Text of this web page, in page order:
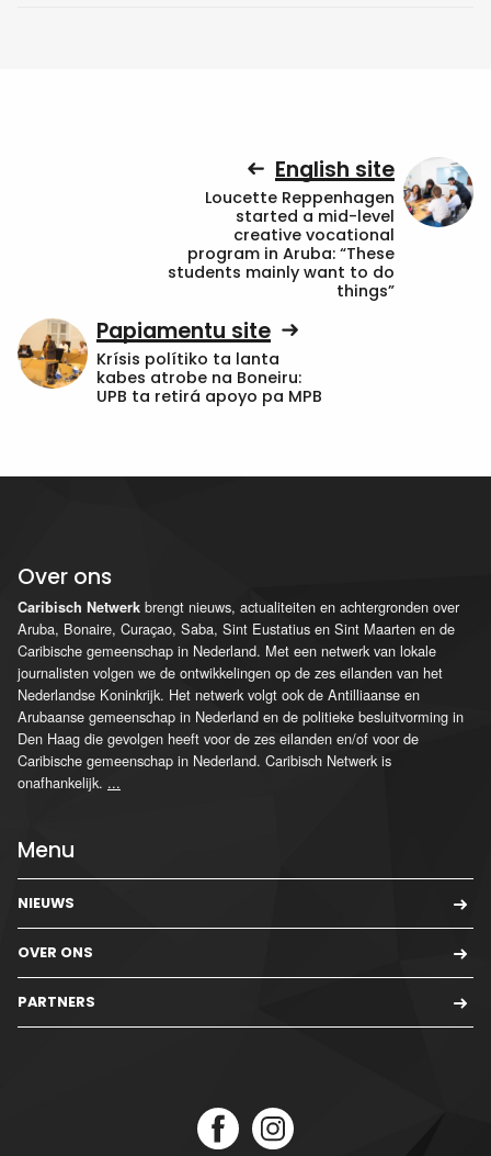
English site
Loucette Reppenhagen
started a mid-level
creative vocational
program in Aruba: “These
students mainly want to do
things”
Papiamentu site
Krísis polítiko ta lanta
kabes atrobe na Boneiru:
UPB ta retirá apoyo pa MPB
Over ons
Caribisch Netwerk brengt nieuws, actualiteiten en achtergronden over
Aruba, Bonaire, Curaçao, Saba, Sint Eustatius en Sint Maarten en de
Caribische gemeenschap in Nederland. Met een netwerk van lokale
journalisten volgen we de ontwikkelingen op de zes eilanden van het
Nederlandse Koninkrijk. Het netwerk volgt ook de Antilliaanse en
Arubaanse gemeenschap in Nederland en de politieke besluitvorming in
Den Haag die gevolgen heeft voor de zes eilanden en/of voor de
Caribische gemeenschap in Nederland. Caribisch Netwerk is
onafhankelijk. ...
Menu
NIEUWS
OVER ONS
PARTNERS